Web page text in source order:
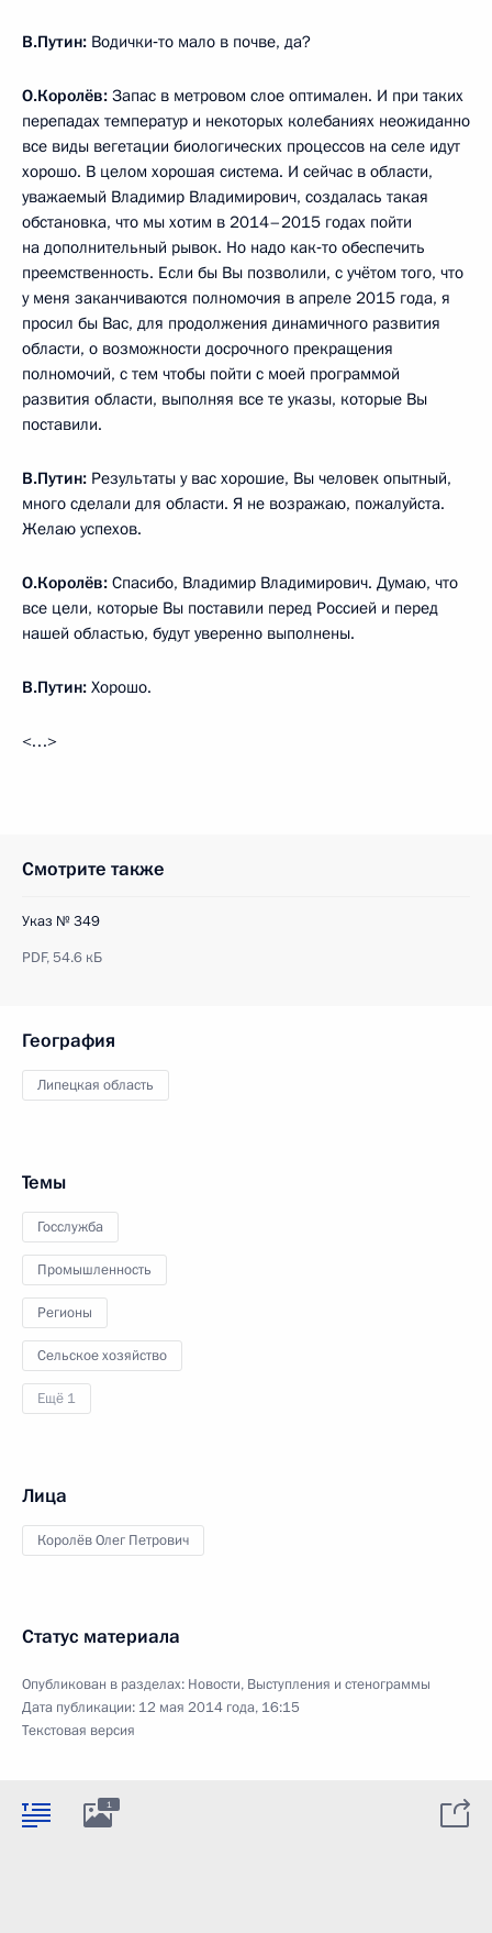
В.Путин: Водички‑то мало в почве, да?
О.Королёв: Запас в метровом слое оптимален. И при таких
перепадах температур и некоторых колебаниях неожиданно
все виды вегетации биологических процессов на селе идут
хорошо. В целом хорошая система. И сейчас в области,
уважаемый Владимир Владимирович, создалась такая
обстановка, что мы хотим в 2014–2015 годах пойти
на дополнительный рывок. Но надо как‑то обеспечить
преемственность. Если бы Вы позволили, с учётом того, что
у меня заканчиваются полномочия в апреле 2015 года, я
просил бы Вас, для продолжения динамичного развития
области, о возможности досрочного прекращения
полномочий, с тем чтобы пойти с моей программой
развития области, выполняя все те указы, которые Вы
поставили.
В.Путин: Результаты у вас хорошие, Вы человек опытный,
много сделали для области. Я не возражаю, пожалуйста.
Желаю успехов.
О.Королёв: Спасибо, Владимир Владимирович. Думаю, что
все цели, которые Вы поставили перед Россией и перед
нашей областью, будут уверенно выполнены.
В.Путин: Хорошо.
<…>
Смотрите также
Указ № 349
PDF,54.6 кБ
География
Липецкая область
Темы
Госслужба
Промышленность
Регионы
Сельское хозяйство
Ещё 1
Лица
Королёв Олег Петрович
Статус материала
Опубликован в разделах: Новости, Выступления и стенограммы
Дата публикации: 12 мая 2014 года, 16:15
Текстовая версия
1